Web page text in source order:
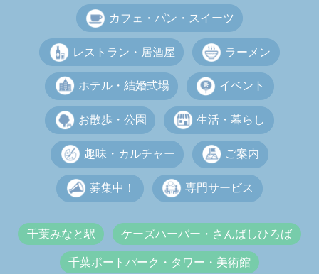
カフェ・パン・スイーツ
レストラン・居酒屋 ラーメン
ホテル・結婚式場 イベント
お散歩・公園 生活・暮らし
趣味・カルチャー ご案内
募集中！ 専門サービス
千葉みなと駅 ケーズハーバー・さんばしひろば
千葉ポートパーク・タワー・美術館